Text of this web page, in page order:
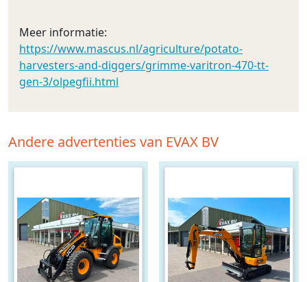
Meer informatie:
https://www.mascus.nl/agriculture/potato-
harvesters-and-diggers/grimme-varitron-470-tt-
gen-3/olpegfii.html
Andere advertenties van EVAX BV